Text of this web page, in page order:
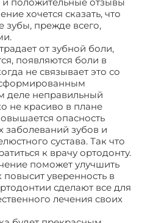
хочется сказать, что
зубы, прежде всего,
от зубной боли,
появляются боли в
не связывает это со
деле неправильный
не красиво в плане
опасность
заболеваний зубов и
сустава. Так что
к врачу ортодонту.
поможет улучшить
уверенность в
сделают все для
лечения своих